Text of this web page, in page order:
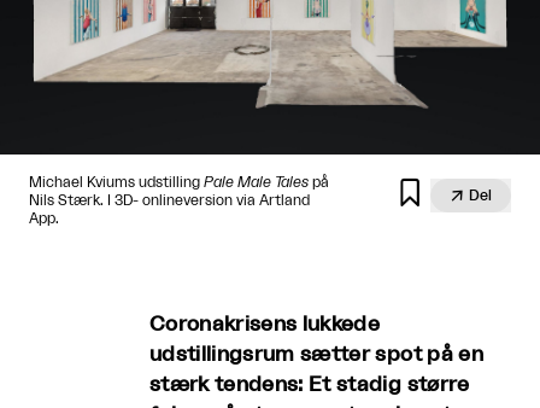
Michael Kviums udstilling Pale Male Tales på
Nils Stærk. I 3D- onlineversion via Artland
App.
  Del
Coronakrisens lukkede
udstillingsrum sætter spot på en
stærk tendens: Et stadig større